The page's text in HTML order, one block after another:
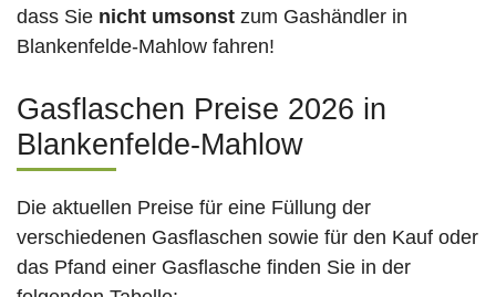
dass Sie nicht umsonst zum Gashändler in
Blankenfelde-Mahlow fahren!
Gasflaschen Preise 2026 in
Blankenfelde-Mahlow
Die aktuellen Preise für eine Füllung der
verschiedenen Gasflaschen sowie für den Kauf oder
das Pfand einer Gasflasche finden Sie in der